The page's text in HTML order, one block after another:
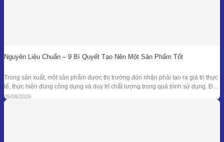
Nguyên Liệu Chuẩn – 9 Bí Quyết Tạo Nên Một Sản Phẩm Tốt
Trong sản xuất, một sản phẩm được thị trường đón nhận phải tạo ra giá trị thực
tế, thực hiện đúng công dụng và duy trì chất lượng trong quá trình sử dụng. Để
đạt được kết quả đó, doanh nghiệp cần kiểm soát đồng bộ từ mục tiêu nghiên
cứu, nguyên liệu, công thức
05/08/2026